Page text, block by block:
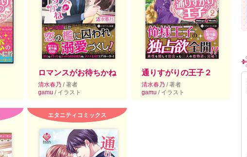
ロマンスがお待ちかね
清水春乃 / 著者
gamu / イラスト
通りすがりの王子２
清水春乃 / 著者
gamu / イラスト
エタニティコミックス